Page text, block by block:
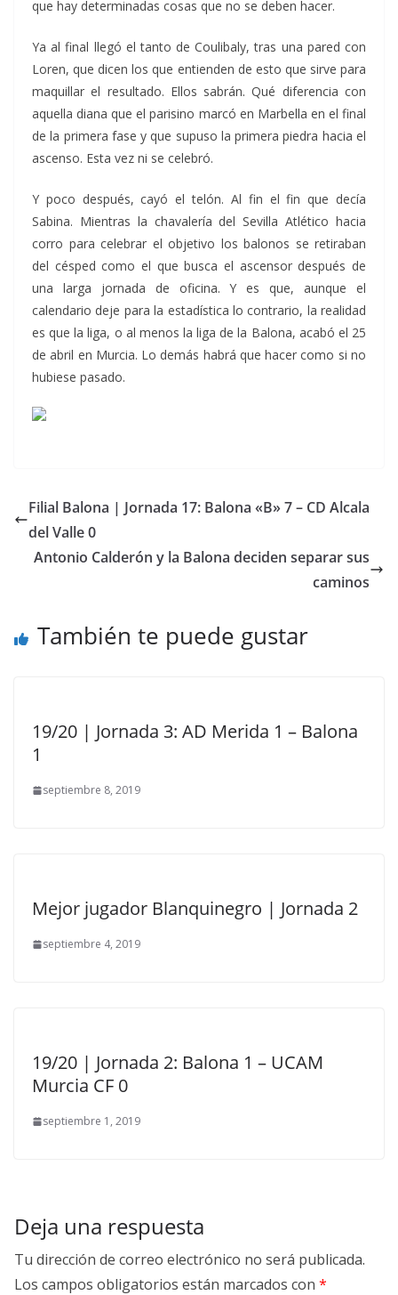
que hay determinadas cosas que no se deben hacer.
Ya al final llegó el tanto de Coulibaly, tras una pared con
Loren, que dicen los que entienden de esto que sirve para
maquillar el resultado. Ellos sabrán. Qué diferencia con
aquella diana que el parisino marcó en Marbella en el final
de la primera fase y que supuso la primera piedra hacia el
ascenso. Esta vez ni se celebró.
Y poco después, cayó el telón. Al fin el fin que decía
Sabina. Mientras la chavalería del Sevilla Atlético hacia
corro para celebrar el objetivo los balonos se retiraban
del césped como el que busca el ascensor después de
una larga jornada de oficina. Y es que, aunque el
calendario deje para la estadística lo contrario, la realidad
es que la liga, o al menos la liga de la Balona, acabó el 25
de abril en Murcia. Lo demás habrá que hacer como si no
hubiese pasado.
Filial Balona | Jornada 17: Balona «B» 7 – CD Alcala
del Valle 0
Antonio Calderón y la Balona deciden separar sus
caminos
También te puede gustar
19/20 | Jornada 3: AD Merida 1 – Balona
1
septiembre 8, 2019
Mejor jugador Blanquinegro | Jornada 2
septiembre 4, 2019
19/20 | Jornada 2: Balona 1 – UCAM
Murcia CF 0
septiembre 1, 2019
Deja una respuesta
Tu dirección de correo electrónico no será publicada.
Los campos obligatorios están marcados con *